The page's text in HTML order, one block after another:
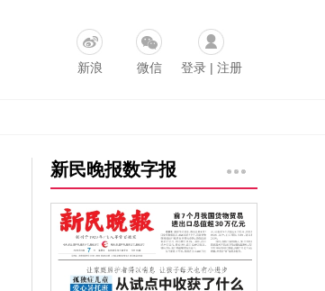
新浪
微信 登录| 注册
新民晚报数字报